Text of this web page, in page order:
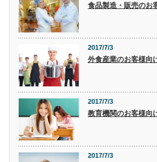
食品製造・販売のお
2017/7/3
外食産業のお客様向
2017/7/3
教育機関のお客様向
2017/7/3